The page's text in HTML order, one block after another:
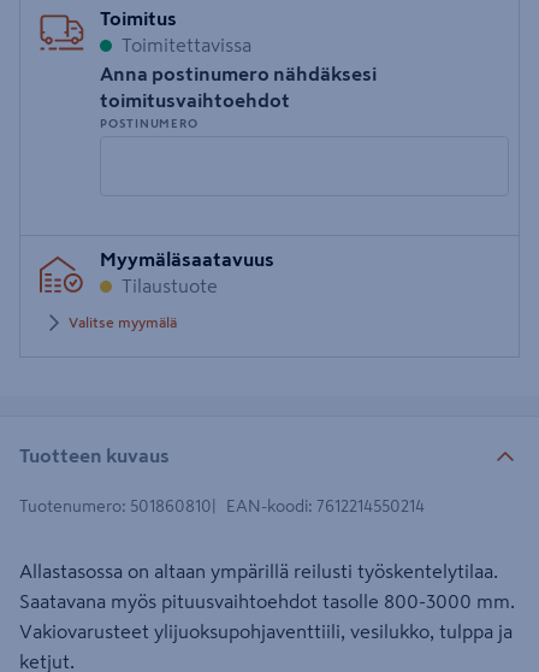
Toimitus
Toimitettavissa
Anna postinumero nähdäksesi
toimitusvaihtoehdot
POSTINUMERO
postinumero
Myymäläsaatavuus
Tilaustuote
Valitse myymälä
Tuotteen kuvaus
Tuotenumero: 501860810 EAN-koodi: 7612214550214
Allastasossa on altaan ympärillä reilusti työskentelytilaa.
Saatavana myös pituusvaihtoehdot tasolle 800-3000 mm.
Vakiovarusteet ylijuoksupohjaventtiili, vesilukko, tulppa ja
ketjut.